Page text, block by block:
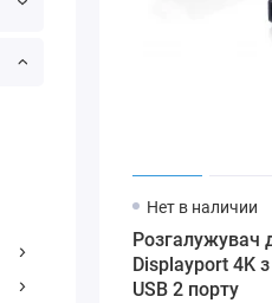
Нет в наличии
Розгалужувач
Displayport 4K
USB 2 порту